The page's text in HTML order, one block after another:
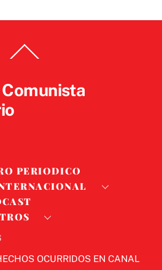
To
PERIODICO
OCURRIDOS EN CANAL